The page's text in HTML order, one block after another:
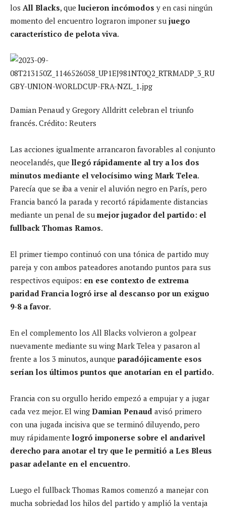
los All Blacks, que lucieron incómodos y en casi ningún
momento del encuentro lograron imponer su juego
característico de pelota viva.
Damian Penaud y Gregory Alldritt celebran el triunfo
francés. Crédito: Reuters
Las acciones igualmente arrancaron favorables al conjunto
neocelandés, que llegó rápidamente al try a los dos
minutos mediante el velocísimo wing Mark Telea.
Parecía que se iba a venir el aluvión negro en París, pero
Francia bancó la parada y recortó rápidamente distancias
mediante un penal de su mejor jugador del partido: el
fullback Thomas Ramos.
El primer tiempo continuó con una tónica de partido muy
pareja y con ambos pateadores anotando puntos para sus
respectivos equipos: en ese contexto de extrema
paridad Francia logró irse al descanso por un exiguo
9-8 a favor.
En el complemento los All Blacks volvieron a golpear
nuevamente mediante su wing Mark Telea y pasaron al
frente a los 3 minutos, aunque paradójicamente esos
serían los últimos puntos que anotarían en el partido.
Francia con su orgullo herido empezó a empujar y a jugar
cada vez mejor. El wing Damian Penaud avisó primero
con una jugada incisiva que se terminó diluyendo, pero
muy rápidamente logró imponerse sobre el andarivel
derecho para anotar el try que le permitió a Les Bleus
pasar adelante en el encuentro.
Luego el fullback Thomas Ramos comenzó a manejar con
mucha sobriedad los hilos del partido y amplió la ventaja